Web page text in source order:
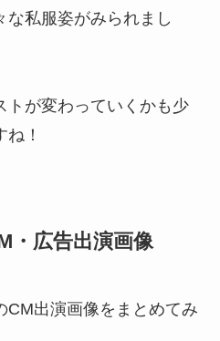
な私服姿がみられまし
トが変わっていくかも少
！
・広告出演画像
CM出演画像をまとめてみ